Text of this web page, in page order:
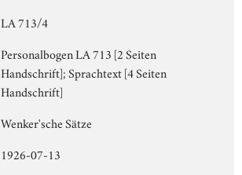
LA 713/4
Personalbogen LA 713 [2 Seiten
Handschrift]; Sprachtext [4 Seiten
Handschrift]
Wenker'sche Sätze
1926-07-13